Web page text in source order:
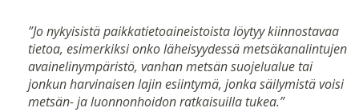
”Jo nykyisistä paikkatietoaineistoista löytyy kiinnostavaa
tietoa, esimerkiksi onko läheisyydessä metsäkanalintujen
avainelinympäristö, vanhan metsän suojelualue tai
jonkun harvinaisen lajin esiintymä, jonka säilymistä voisi
metsän- ja luonnonhoidon ratkaisuilla tukea.”